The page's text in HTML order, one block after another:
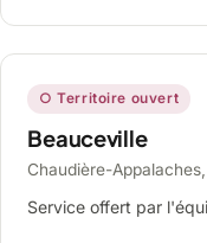
○ Territoire ouvert
Beauceville
Chaudière-
Service offert par